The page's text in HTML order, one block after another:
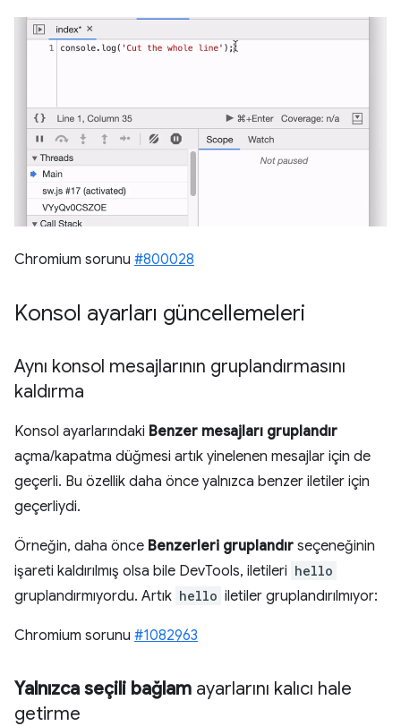
Chromium sorunu #800028
Konsol ayarları güncellemeleri
Aynı konsol mesajlarının gruplandırmasını
kaldırma
Konsol ayarlarındaki Benzer mesajları gruplandır
açma/kapatma düğmesi artık yinelenen mesajlar için de
geçerli. Bu özellik daha önce yalnızca benzer iletiler için
geçerliydi.
Örneğin, daha önce Benzerleri gruplandır seçeneğinin
işareti kaldırılmış olsa bile DevTools, iletileri hello
gruplandırmıyordu. Artık hello iletiler gruplandırılmıyor:
Chromium sorunu #1082963
Yalnızca seçili bağlam ayarlarını kalıcı hale
getirme